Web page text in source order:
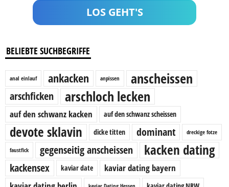
BELIEBTE SUCHBEGRIFFE
anal einlauf ankacken anpissen anscheissen
arschficken arschloch lecken
auf den schwanz kacken auf den schwanz scheissen
devote sklavin dicke titten dominant dreckige fotze
faustfick gegenseitig anscheissen kacken dating
kackensex kaviar date
kaviar dating bayern